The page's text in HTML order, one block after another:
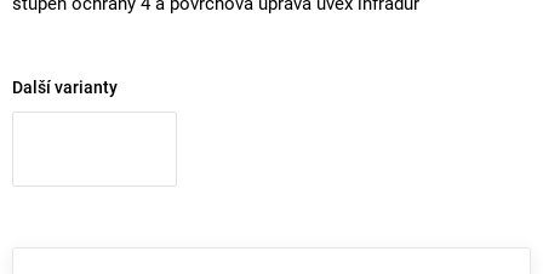
stupeň ochrany 4 a povrchová úprava uvex infradur
Další varianty